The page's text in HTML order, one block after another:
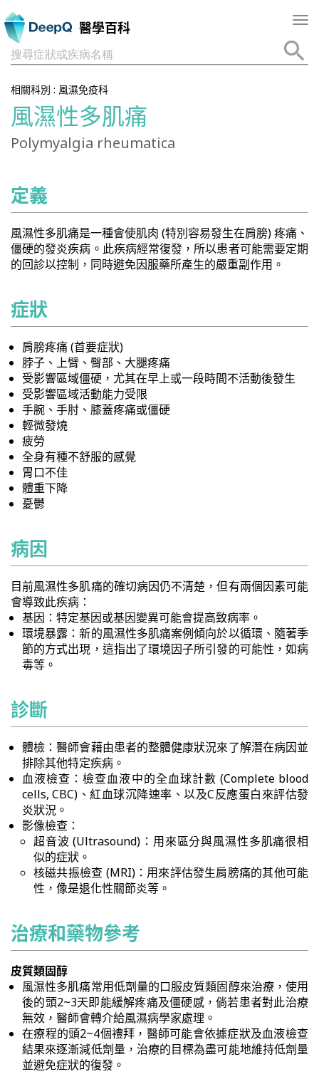
醫學百科
搜尋症狀或疾病名稱
相關科別 : 風濕免疫科
風濕性多肌痛
Polymyalgia rheumatica
定義
風濕性多肌痛是一種會使肌肉 (特別容易發生在肩膀) 疼痛、
僵硬的發炎疾病。此疾病經常復發，所以患者可能需要定期
的回診以控制，同時避免因服藥所產生的嚴重副作用。
症狀
肩膀疼痛 (首要症狀)
脖子、上臂、臀部、大腿疼痛
受影響區域僵硬，尤其在早上或一段時間不活動後發生
受影響區域活動能力受限
手腕、手肘、膝蓋疼痛或僵硬
輕微發燒
疲勞
全身有種不舒服的感覺
胃口不佳
體重下降
憂鬱
病因
目前風濕性多肌痛的確切病因仍不清楚，但有兩個因素可能
會導致此疾病：
基因：特定基因或基因變異可能會提高致病率。
環境暴露：新的風濕性多肌痛案例傾向於以循環、隨著季
節的方式出現，這指出了環境因子所引發的可能性，如病
毒等。
診斷
體檢：醫師會藉由患者的整體健康狀況來了解潛在病因並
排除其他特定疾病。
血液檢查：檢查血液中的全血球計數 (Complete blood
cells, CBC)、紅血球沉降速率、以及C反應蛋白來評估發
炎狀況。
影像檢查：
超音波 (Ultrasound)：用來區分與風濕性多肌痛很相
似的症狀。
核磁共振檢查 (MRI)：用來評估發生肩膀痛的其他可能
性，像是退化性關節炎等。
治療和藥物參考
皮質類固醇
風濕性多肌痛常用低劑量的口服皮質類固醇來治療，使用
後的頭2~3天即能緩解疼痛及僵硬感，倘若患者對此治療
無效，醫師會轉介給風濕病學家處理。
在療程的頭2~4個禮拜，醫師可能會依據症狀及血液檢查
結果來逐漸減低劑量，治療的目標為盡可能地維持低劑量
並避免症狀的復發。